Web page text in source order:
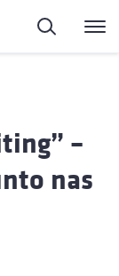
Pesquisa
–
nas